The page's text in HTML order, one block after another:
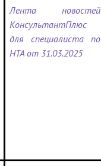
Лента новостей
КонсультантПлюс
для специалиста по
НТА от 31.03.2025